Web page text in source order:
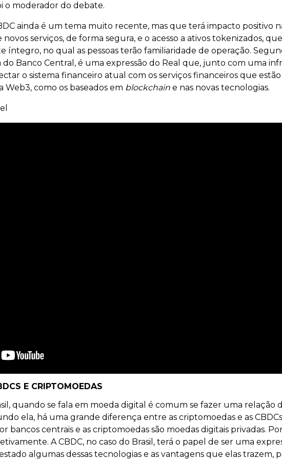
o moderador do debate.
ainda é um tema muito recente, mas que terá impacto positivo
novos serviços, de forma segura, e o acesso a ativos tokenizados,
íntegro, no qual as pessoas terão familiaridade de operação.
do Banco Central, é uma expressão do Real que, junto com uma
o sistema financeiro atual com os serviços financeiros que
como os baseados em blockchain e nas novas tecnologias.
E CRIPTOMOEDAS
quando se fala em moeda digital é comum se fazer uma relação
ela, há uma grande diferença entre as criptomoedas e as
bancos centrais e as criptomoedas são moedas digitais privadas.
A CBDC, no caso do Brasil, terá o papel de ser uma
algumas dessas tecnologias e as vantagens que elas trazem,